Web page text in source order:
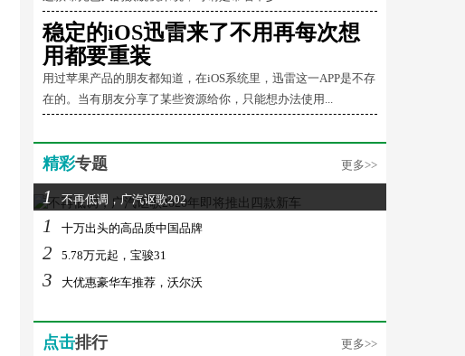
稳定的iOS迅雷来了不用再每次想
用都要重装
用过苹果产品的朋友都知道，在iOS系统里，迅雷这一APP是不存
在的。当有朋友分享了某些资源给你，只能想办法使用...
精彩专题 更多>>
1 不再低调，广汽讴歌202
1 十万出头的高品质中国品牌
2 5.78万元起，宝骏31
3 大优惠豪华车推荐，沃尔沃
点击排行 更多>>